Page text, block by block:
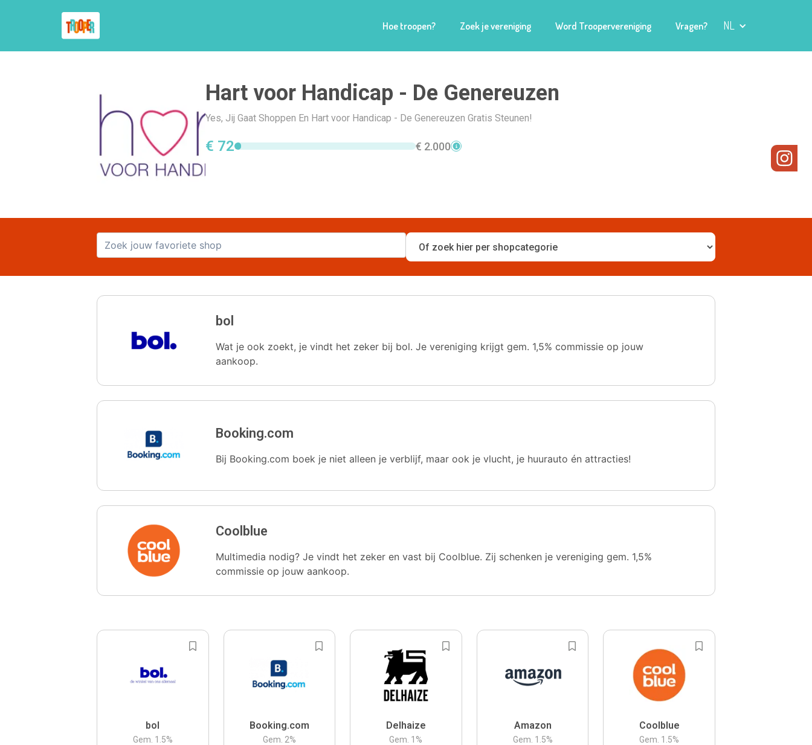
Hoe troopen? Zoek je vereniging Word Troopervereniging Vragen? NL
Hart voor Handicap - De Genereuzen
Yes, Jij Gaat Shoppen En Hart voor Handicap - De Genereuzen Gratis Steunen!
€ 72 € 2.000
bol
Wat je ook zoekt, je vindt het zeker bij bol. Je vereniging krijgt gem. 1,5% commissie op jouw
aankoop.
Booking.com
Bij Booking.com boek je niet alleen je verblijf, maar ook je vlucht, je huurauto én attracties!
Coolblue
Multimedia nodig? Je vindt het zeker en vast bij Coolblue. Zij schenken je vereniging gem. 1,5%
commissie op jouw aankoop.
bol
Gem. 1.5%
Booking.com
Gem. 2%
Delhaize
Gem. 1 %
Amazon
Gem. 1.5%
Coolblue
Gem. 1.5%